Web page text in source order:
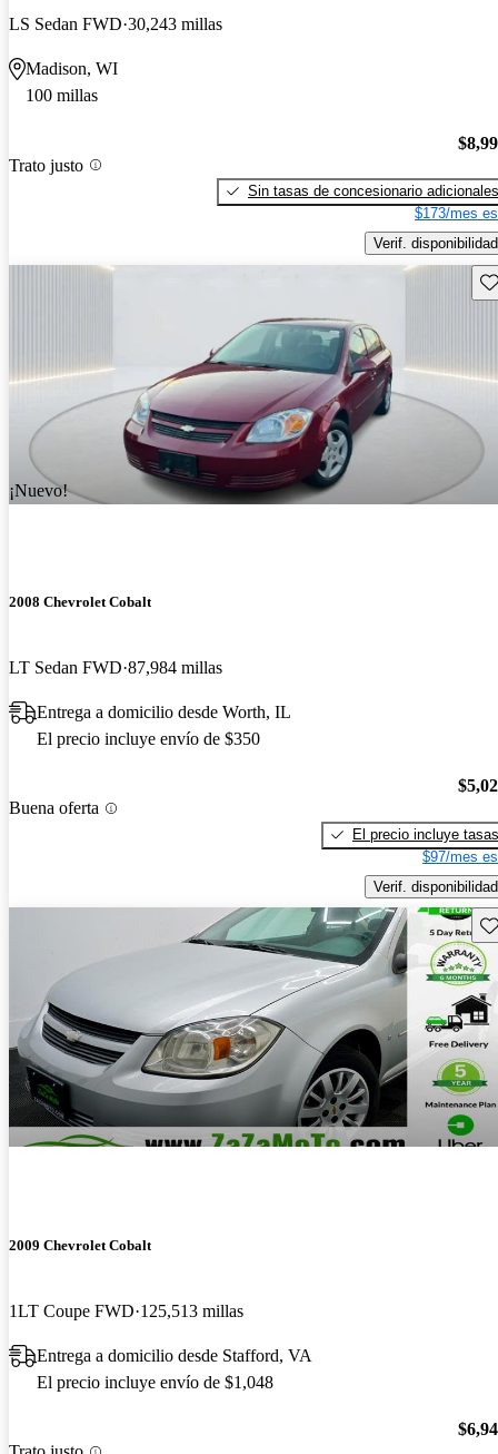
LS Sedan FWD 30,243 millas
Madison, WI
100 millas
Trato justo
Sin tasas de concesionario adicionales
$173/mes
Verif. disponibilidad
¡Nuevo!
2008 Chevrolet Cobalt
LT Sedan FWD 87,984 millas
Entrega a domicilio desde Worth, IL
El precio incluye envío de $350
Buena oferta
El precio incluye tasas
$97/mes
Verif. disponibilidad
2009 Chevrolet Cobalt
1LT Coupe FWD 125,513 millas
Entrega a domicilio desde Stafford, VA
El precio incluye envío de $1,048